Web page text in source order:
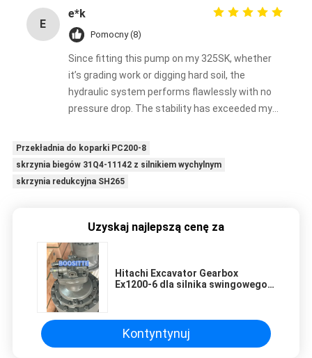
E
e*k
Pomocny (8)
Since fitting this pump on my 325SK, whether
it’s grading work or digging hard soil, the
hydraulic system performs flawlessly with no
pressure drop. The stability has exceeded my
Przekładnia do koparki PC200-8
skrzynia biegów 31Q4-11142 z silnikiem wychylnym
skrzynia redukcyjna SH265
Uzyskaj najlepszą cenę za
Hitachi Excavator Gearbox
Ex1200-6 dla silnika swingowego
Kontyntynuj